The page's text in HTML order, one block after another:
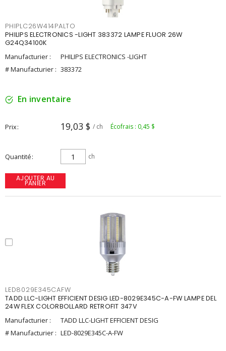
PHIPLC26W414PALTO
PHILIPS ELECTRONICS -LIGHT 383372 LAMPE FLUOR 26W
G24Q34100K
Manufacturier :
PHILIPS ELECTRONICS -LIGHT
# Manufacturier : 383372
En inventaire
Prix 19,03 $ / ch Écofrais : 0,45 $
Quantité ch
AJOUTER AU
PANIER
LED8029E345CAFW
TADD LLC-LIGHT EFFICIENT DESIG LED-8029E345C-A-FW LAMPE DEL
24W FLEX COLORBOLLARD RETROFIT 347V
Manufacturier :
TADD LLC-LIGHT EFFICIENT DESIG
# Manufacturier : LED-8029E345C-A-FW